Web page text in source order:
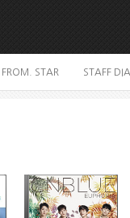
FROM. STAR STAFF